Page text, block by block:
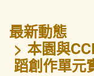
最新動態
本園與
蹈創作單元